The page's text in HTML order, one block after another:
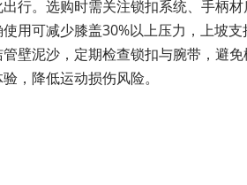
行。选购时需关注锁扣系统、手柄
用可减少膝盖30%以上压力，上坡
壁泥沙，定期检查锁扣与腕带，避
，降低运动损伤风险。